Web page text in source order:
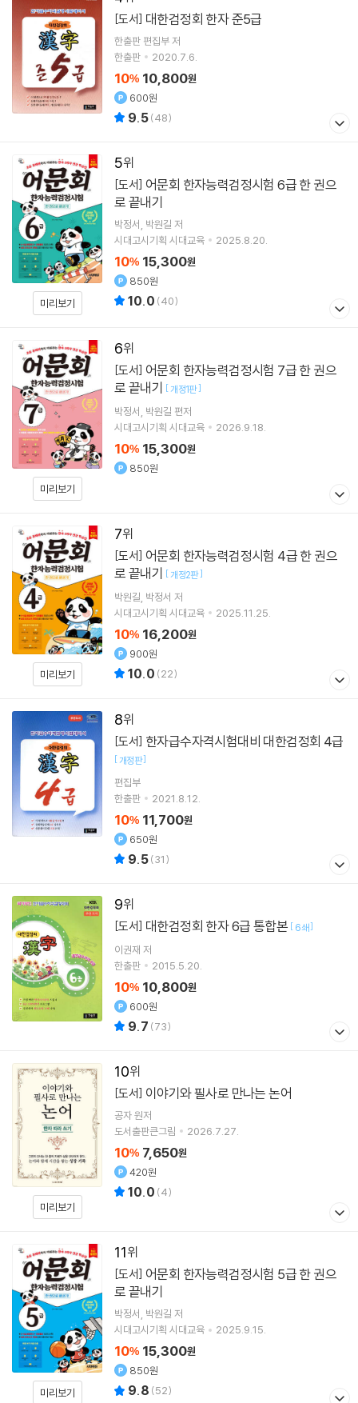
[도서] 대한검정회 한자 준5급
한출판 편집부 저
한출판
2020.7.6.
10% 10,800원
600원
9.5(48)
5
미리보기
[도서]
로 끝내기
박정서 박원길 저
시대고시기획 시대교육
2025.8.20.
10% 15,300원
850원
10.0 (40)
6
미리보기
[도서]
로 끝내기 [개정1판]
박정서 박원길 편저
시대고시기획 시대교육
2026.9.18.
10% 15,300원
850원
7
미리보기
[도서]
로 끝내기 [개정2판]
박원길 박정서 저
시대고시기획 시대교육
2025.11.25.
10% 16,200원
900원
10.0 (22)
8
[도서] 한자급수자격시험대비 대한검정회 4급
[개정판]
편집부
한출판
2021.8.12.
10% 11,700원
650원
9.5(31)
9
[도서] 대한검정회 한자 6급 통합본 [ 6쇄]
이권재 저
한출판
2015.5.20.
10% 10,800원
600원
9.7 (73)
10
미리보기
[도서] 이야기와 필사로 만나는 논어
공자원저
도서출판큰그림
2026.7.27.
10% 7,650원
420원
10.0 (4)
11
미리보기
[도서]
로 끝내기
박정서 박원길 저
시대고시기획 시대교육
2025.9.15.
10% 15,300원
850원
9.8 (52)